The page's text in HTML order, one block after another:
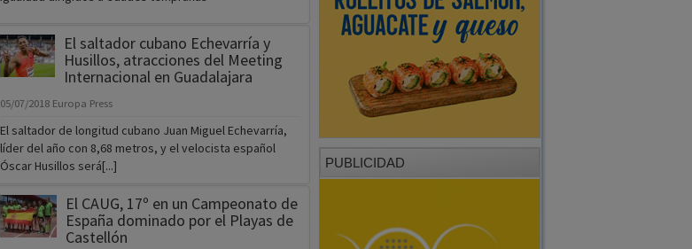
El saltador cubano Echevarría y
Husillos, atracciones del Meeting
Internacional en Guadalajara
05/07/2018 Europa Press
El saltador de longitud cubano Juan Miguel Echevarría,
líder del año con 8,68 metros, y el velocista español
Óscar Husillos será[...]
El CAUG, 17º en un Campeonato de
España dominado por el Playas de
Castellón
PUBLICIDAD